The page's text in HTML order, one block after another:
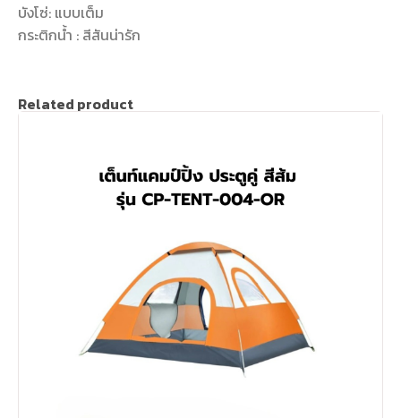
บังโซ่: แบบเต็ม
กระติกน้ำ : สีสันน่ารัก
Related product